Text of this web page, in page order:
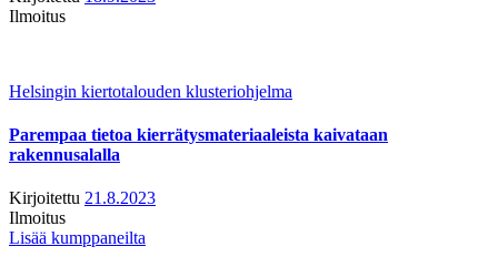
Ilmoitus
Helsingin kiertotalouden klusteriohjelma
Parempaa tietoa kierrätysmateriaaleista kaivataan
rakennusalalla
Kirjoitettu 21.8.2023
Ilmoitus
Lisää kumppaneilta